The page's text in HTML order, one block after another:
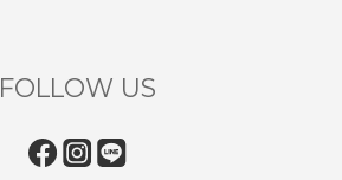
FOLLOW US